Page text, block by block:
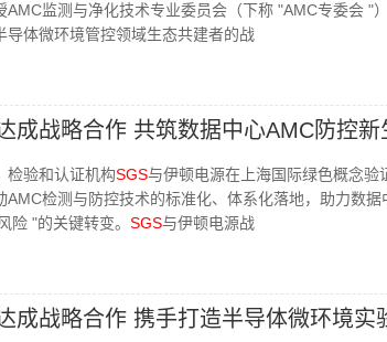
AMC监测与净化技术专业委员会（下称 "AMC专委会 "
导体微环境管控领域生态共建者的战
成战略合作 共筑数据中心AMC防控新
检验和认证机构SGS与伊顿电源在上海国际绿色概念验
AMC检测与防控技术的标准化、体系化落地，助力数
险 "的关键转变。 SGS与伊顿电源战
成战略合作 携手打造半导体微环境实